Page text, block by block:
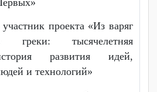
деятельность.
- участник конкурса «STAR-
шоу ККТиС-2022»
- диплом 2 степени, краевого